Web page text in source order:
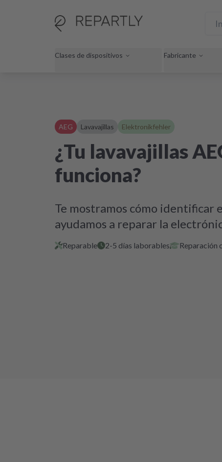
Clases de dispositivos Fabricante
AEG Lavavajillas Elektronikfehler
¿Tu lavavajillas
funciona?
Te mostramos cómo identificar
ayudamos a reparar la
Reparable 2-5 días laborables Reparación